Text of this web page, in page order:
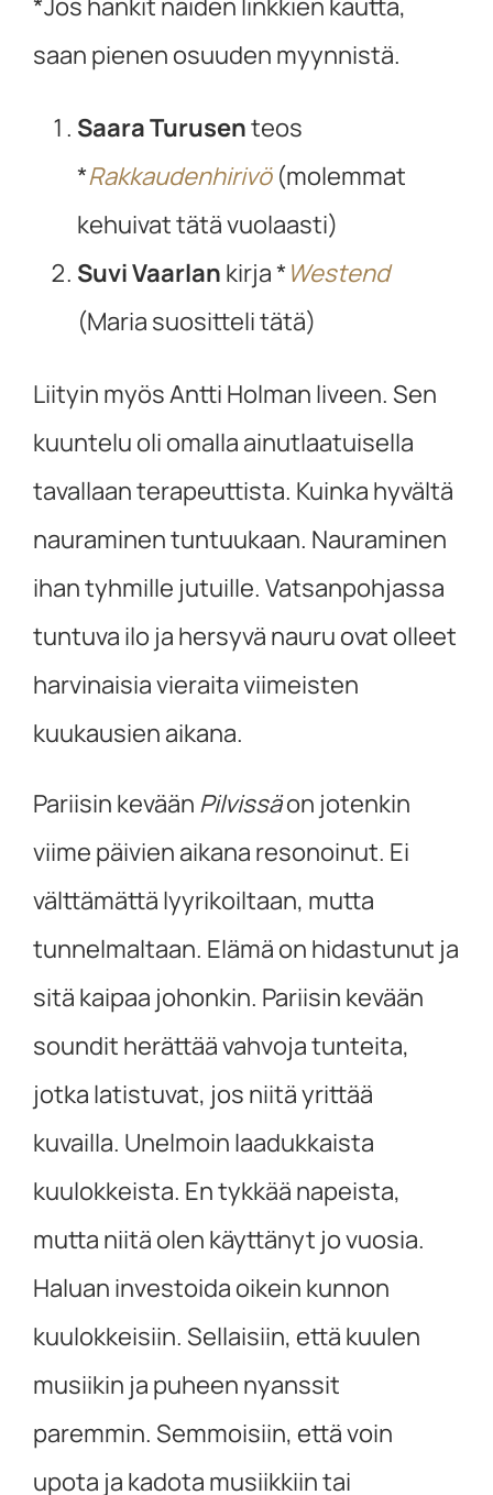
*Jos hankit näiden linkkien kautta,
saan pienen osuuden myynnistä.
Saara Turusenteos
*Rakkaudenhirivö (molemmat
kehuivat tätä vuolaasti)
Suvi Vaarlan kirja * Westend
(Maria suositteli tätä)
Liityin myös Antti Holman liveen. Sen
kuuntelu oli omalla ainutlaatuisella
tavallaan terapeuttista. Kuinka hyvältä
nauraminen tuntuukaan. Nauraminen
ihan tyhmille jutuille. Vatsanpohjassa
tuntuva ilo ja hersyvä nauru ovat olleet
harvinaisia vieraita viimeisten
kuukausien aikana.
Pariisin kevään Pilvissäon jotenkin
viime päivien aikana resonoinut. Ei
välttämättä lyyrikoiltaan, mutta
tunnelmaltaan. Elämä on hidastunut ja
sitä kaipaa johonkin. Pariisin kevään
soundit herättää vahvoja tunteita,
jotka latistuvat, jos niitä yrittää
kuvailla. Unelmoin laadukkaista
kuulokkeista. En tykkää napeista,
mutta niitä olen käyttänyt jo vuosia.
Haluan investoida oikein kunnon
kuulokkeisiin. Sellaisiin, että kuulen
musiikin ja puheen nyanssit
paremmin. Semmoisiin, että voin
upota ja kadota musiikkiin tai